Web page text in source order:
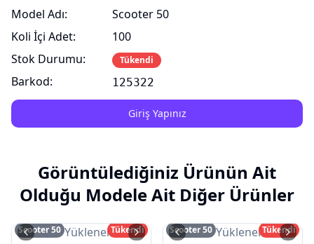
Model Adı:
Koli İçi Adet:
Stok Durumu:
Barkod:
Scooter 50
100
Tükendi
125322
Giriş Yapınız
Görüntülediğiniz Ürünün Ait
Olduğu Modele Ait Diğer Ürünler
Resim Yüklenemedi
Scooter 50
Tükendi
Resim Yüklenemedi
Scooter 50
Tükendi